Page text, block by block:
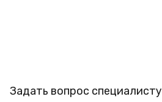
Задать вопрос специалисту